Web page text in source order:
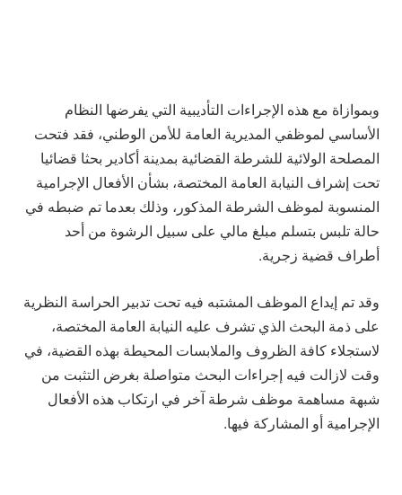
وبموازاة مع هذه الإجراءات التأديبية التي يفرضها النظام
الأساسي لموظفي المديرية العامة للأمن الوطني، فقد فتحت
المصلحة الولائية للشرطة القضائية بمدينة أكادير بحثا قضائيا
تحت إشراف النيابة العامة المختصة، بشأن الأفعال الإجرامية
المنسوبة لموظف الشرطة المذكور، وذلك بعدما تم ضبطه في
حالة تلبس بتسلم مبلغ مالي على سبيل الرشوة من أحد
أطراف قضية زجرية.
وقد تم إيداع الموظف المشتبه فيه تحت تدبير الحراسة النظرية
على ذمة البحث الذي تشرف عليه النيابة العامة المختصة،
لاستجلاء كافة الظروف والملابسات المحيطة بهذه القضية، في
وقت لازالت فيه إجراءات البحث متواصلة بغرض التثبت من
شبهة مساهمة موظف شرطة آخر في ارتكاب هذه الأفعال
الإجرامية أو المشاركة فيها.